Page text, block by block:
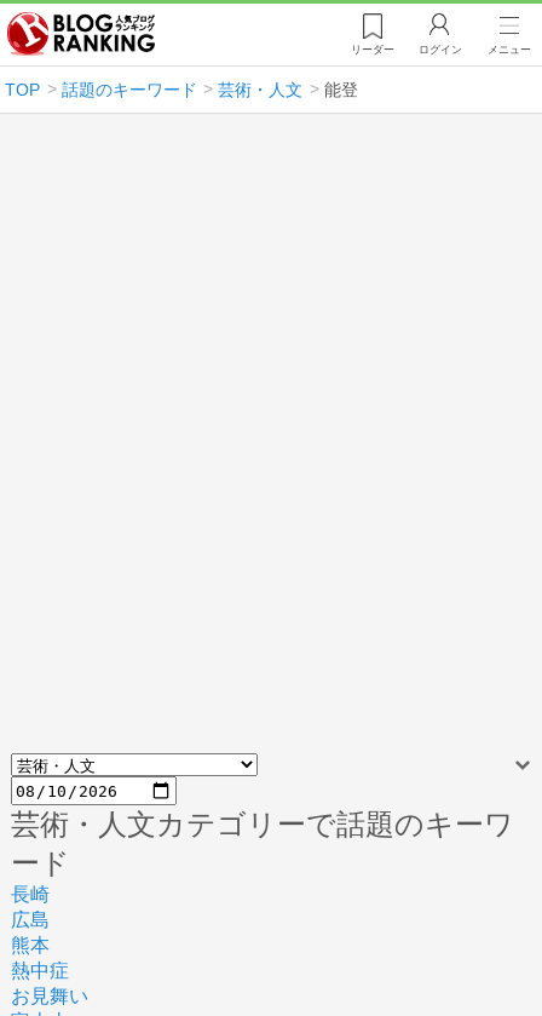
リーダー ログイン メニュー
TOP 話題のキーワード 芸術・人文 能登
芸術・人文カテゴリーで話題のキーワ
ード
長崎
広島
熊本
熱中症
お見舞い